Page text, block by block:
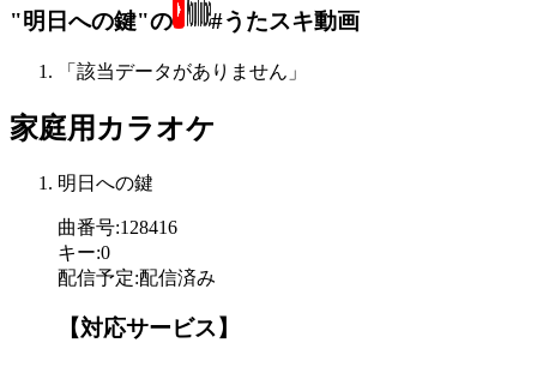
"明日への鍵"の #うたスキ動画
「該当データがありません」
家庭用カラオケ
明日への鍵
曲番号:128416
キー:0
配信予定:配信済み
【対応サービス】